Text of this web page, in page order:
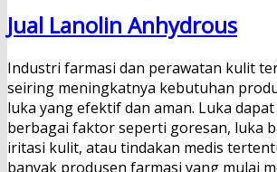
Jual Lanolin Anhydrous
Industri farmasi dan perawatan kulit
seiring meningkatnya kebutuhan
luka yang efektif dan aman. Luka
berbagai faktor seperti goresan, luka
iritasi kulit, atau tindakan medis
banyak produsen farmasi yang mulai